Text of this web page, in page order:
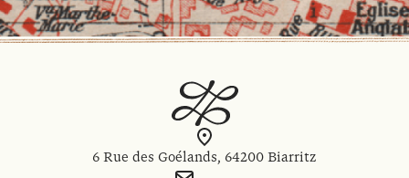
6 Rue des Goélands, 64200 Biarritz